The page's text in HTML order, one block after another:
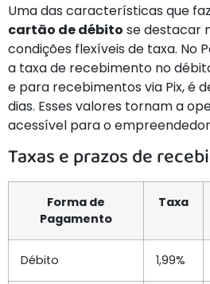
Uma das características que
cartão de débito se destacar
condições flexíveis de taxa. No
a taxa de recebimento no
e para recebimentos via Pix, é
dias. Esses valores tornam a
acessível para o
Taxas e prazos de
Forma de
Pagamento
Taxa
Débito 1,99%